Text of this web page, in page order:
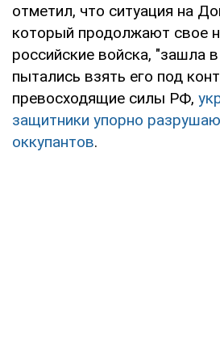
отметил, что ситуация на
который продолжают свое
российские войска, "зашла
пытались взять его под
превосходящие силы РФ,
защитники упорно
оккупантов.